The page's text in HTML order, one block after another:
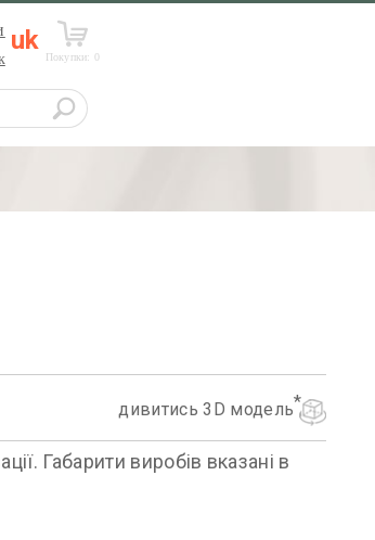
uk
Покупки: 0
дивитись 3D модель
Габарити виробів вказані в